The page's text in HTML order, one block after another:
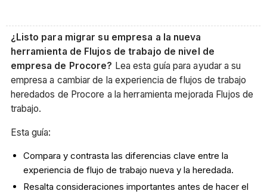
¿Listo para migrar su empresa a la nueva
herramienta de Flujos de trabajo de nivel de
empresa de Procore? Lea esta guía para ayudar a su
empresa a cambiar de la experiencia de flujos de trabajo
heredados de Procore a la herramienta mejorada Flujos de
trabajo.
Esta guía:
Compara y contrasta las diferencias clave entre la
experiencia de flujo de trabajo nueva y la heredada.
Resalta consideraciones importantes antes de hacer el